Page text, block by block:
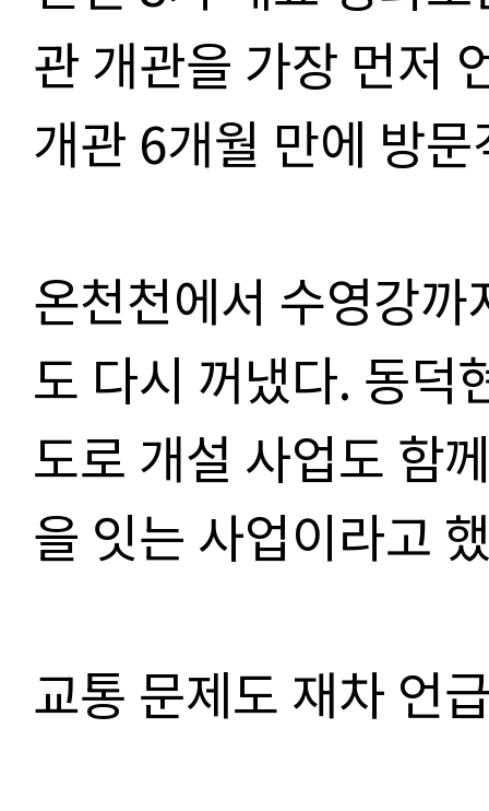
관 개관을 가장 먼저
개관 6개월 만에 방
온천천에서 수영강
도 다시 꺼냈다. 동덕
도로 개설 사업도 함
을 잇는 사업이라고
교통 문제도 재차 언